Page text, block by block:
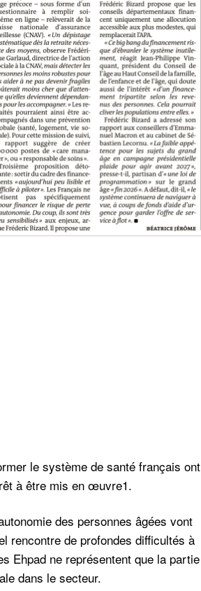
le système de santé français ont
à être mis en œuvre1.
des personnes âgées vont
rencontre de profondes difficultés à
Ehpad ne représentent que la partie
dans le secteur.